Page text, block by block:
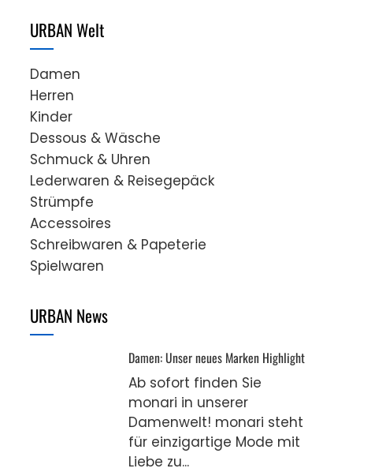
URBAN Welt
Damen
Herren
Kinder
Dessous & Wäsche
Schmuck & Uhren
Lederwaren & Reisegepäck
Strümpfe
Accessoires
Schreibwaren & Papeterie
Spielwaren
URBAN News
Damen: Unser neues Marken Highlight
Ab sofort finden Sie
monari in unserer
Damenwelt! monari steht
für einzigartige Mode mit
Liebe zu...